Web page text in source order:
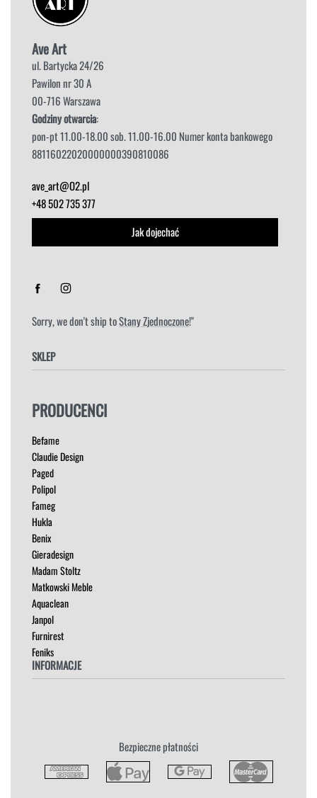
Ave Art
ul. Bartycka 24/26
Pawilon nr 30 A
00-716 Warszawa
Godziny otwarcia:
pon-pt 11.00-18.00 sob. 11.00-16.00 Numer konta bankowego
88116022020000000390810086
ave_art@O2.pl
+48 502 735 377
Jak dojechać
Sorry, we don't ship toStany Zjednoczone!"
SKLEP
HOKERY
ŁÓŻKA
MEBLE RTV
NAROŻNIKI
OUTLET
PUFY
SOFY
STOLIKI
STOŁY
SZAFKI I KOMODY
PRODUCENCI
Befame
Claudie Design
Paged
Polipol
Fameg
Hukla
Benix
Gieradesign
Madam Stoltz
Matkowski Meble
Aquaclean
Janpol
Furnirest
Feniks
INFORMACJE
Płatność i Dostawa
Bezpieczne płatności